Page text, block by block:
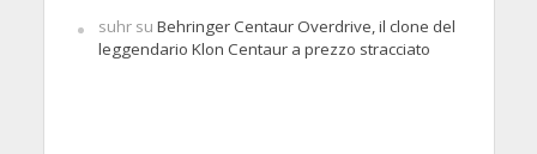
suhrsu Behringer Centaur Overdrive, il clone del
leggendario Klon Centaur a prezzo stracciato